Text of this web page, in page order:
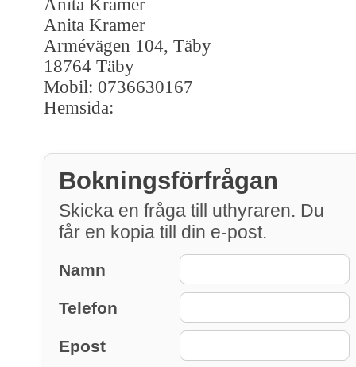
Anita Kramer
Anita Kramer
Armévägen 104, Täby
18764 Täby
Mobil: 0736630167
Hemsida:
Bokningsförfrågan
Skicka en fråga till uthyraren. Du
får en kopia till din e-post.
Namn
Telefon
Epost